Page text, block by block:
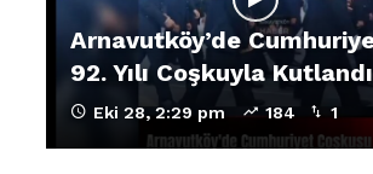
Arnavutköy’de
92. Yılı Coşkuyla Kutlandı
Eki 28, 2:29 pm 184 1